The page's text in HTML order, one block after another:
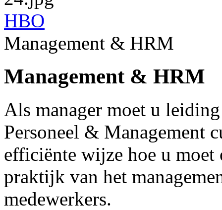
HBO
Management & HRM
Management & HRM
Als manager moet u
Personeel & Management
efficiënte wijze hoe u moet
praktijk van het
medewerkers.